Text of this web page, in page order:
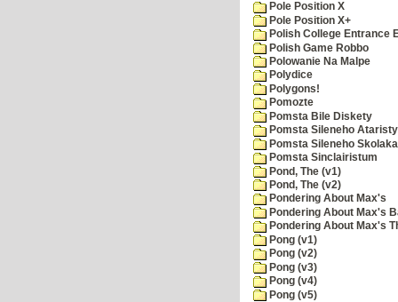
Pole Position X
Pole Position X+
Polish College Entrance
Polish Game Robbo
Polowanie Na Malpe
Polydice
Polygons!
Pomozte
Pomsta Bile Diskety
Pomsta Sileneho Ataristy
Pomsta Sileneho Skolaka
Pomsta Sinclairistum
Pond, The (v1)
Pond, The (v2)
Pondering About Max's
Pondering About Max's
Pondering About Max's
Pong (v1)
Pong (v2)
Pong (v3)
Pong (v4)
Pong (v5)